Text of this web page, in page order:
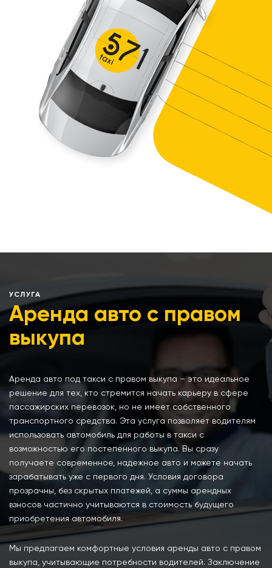
УСЛУГА
Аренда авто с правом
выкупа
Аренда авто под такси с правом выкупа – это идеальное
решение для тех, кто стремится начать карьеру в сфере
пассажирских перевозок, но не имеет собственного
транспортного средства. Эта услуга позволяет водителям
использовать автомобиль для работы в такси с
возможностью его постепенного выкупа. Вы сразу
получаете современное, надежное авто и можете начать
зарабатывать уже с первого дня. Условия договора
прозрачны, без скрытых платежей, а суммы арендных
взносов частично учитываются в стоимость будущего
приобретения автомобиля.
Мы предлагаем комфортные условия аренды авто с правом
выкупа, учитывающие потребности водителей. Заключение